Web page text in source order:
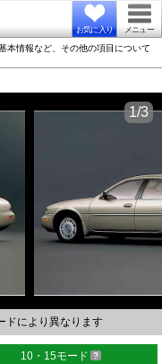
お気に入り メニュー
本情報など、その他の項目について
ドにより異なります
1/3
10・15モード